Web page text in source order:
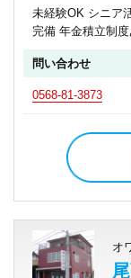
未経験OK シニア
完備 年金積立制
問い合わせ
0568-81-3873
オ